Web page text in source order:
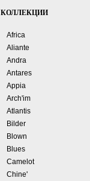
КОЛЛЕКЦИИ
Africa
Aliante
Andra
Antares
Appia
Arch'im
Atlantis
Bilder
Blown
Blues
Camelot
Chine'